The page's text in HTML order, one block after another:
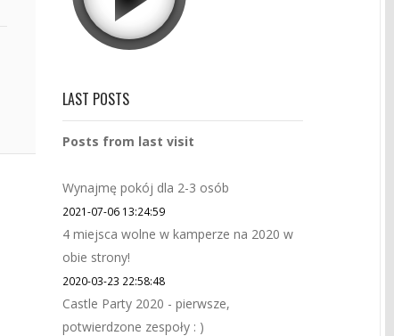
LAST POSTS
Posts from last visit
Wynajmę pokój dla 2-3 osób
2021-07-06 13:24:59
4 miejsca wolne w kamperze na 2020 w
obie strony!
2020-03-23 22:58:48
Castle Party 2020 - pierwsze,
potwierdzone zespoły : )